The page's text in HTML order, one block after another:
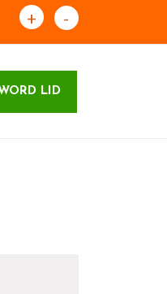
+ -
LID